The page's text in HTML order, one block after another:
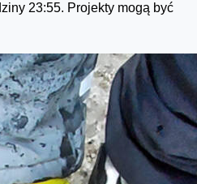
23:55. Projekty mogą być